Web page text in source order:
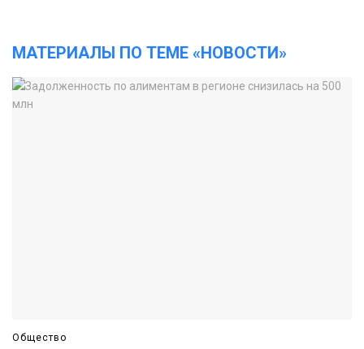
МАТЕРИАЛЫ ПО ТЕМЕ «НОВОСТИ»
Общество